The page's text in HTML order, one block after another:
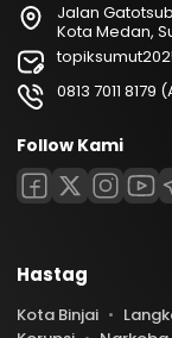
Jalan
Kota Medan,
0813 7011 8179
Follow Kami
Hastag
Kota Binjai